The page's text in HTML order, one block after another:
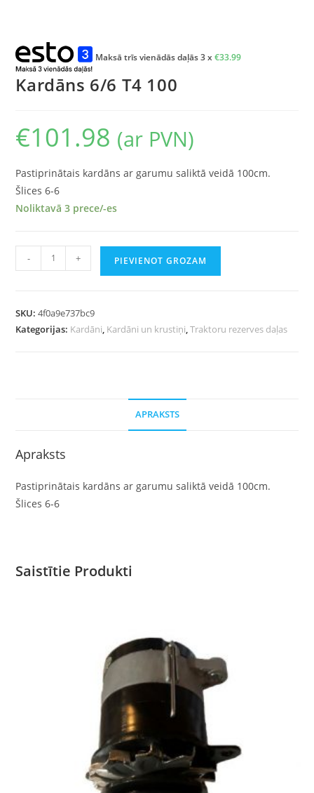
Maksā trīs vienādās daļās 3 x€33.99
Kardāns 6/6 T4 100
€101.98 (ar PVN)
Pastiprinātais kardāns ar garumu saliktā veidā 100cm.
Šlices 6-6
Noliktavā 3 prece/-es
- + PIEVIENOT GROZAM
SKU:4f0a9e737bc9
Kategorijas: Kardāni, Kardāni un krustiņi,Traktoru rezerves daļas
APRAKSTS
Apraksts
Pastiprinātais kardāns ar garumu saliktā veidā 100cm.
Šlices 6-6
Saistītie Produkti